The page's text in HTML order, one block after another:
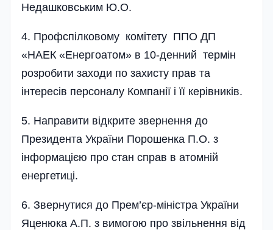
Недашковським Ю.О.
4. Профспілковому комітету ППО ДП
«НАЕК «Енергоатом» в 10-денний термін
розробити заходи по захисту прав та
інтересів персоналу Компанії і її керівників.
5. Направити відкрите звернення до
Президента України Порошенка П.О. з
інформацією про стан справ в атомній
енергетиці.
6. Звернутися до Прем’єр-міністра України
Яценюка А.П. з вимогою про звільнення від